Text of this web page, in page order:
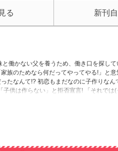
る 新刊
働かない父を養うため、働き口を探し
族のためなら何だってやってやる!」と
たなんて!? 初恋もまだなのに子作りな
供は作らない」と拒否宣言! 「それでは(